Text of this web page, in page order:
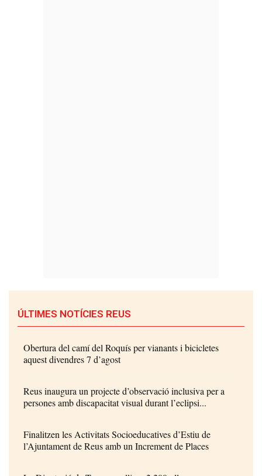
ÚLTIMES NOTÍCIES REUS
Obertura del camí del Roquís per vianants i bicicletes
aquest divendres 7 d’agost
Reus inaugura un projecte d’observació inclusiva per a
persones amb discapacitat visual durant l’eclipsi...
Finalitzen les Activitats Socioeducatives d’Estiu de
l’Ajuntament de Reus amb un Increment de Places